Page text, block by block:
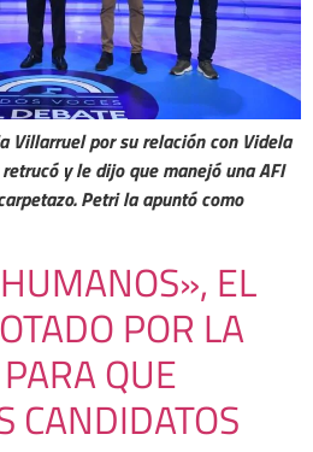
Villarruel por su relación con Videla
y le dijo que manejó una AFI
Petri la apuntó como
EL
POR LA
QUE
CANDIDATOS